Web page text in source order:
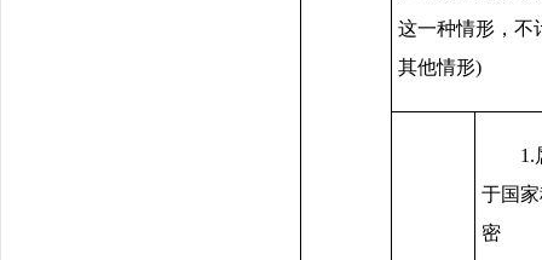
这一种情形，不
其他情形)
1.
于国
密